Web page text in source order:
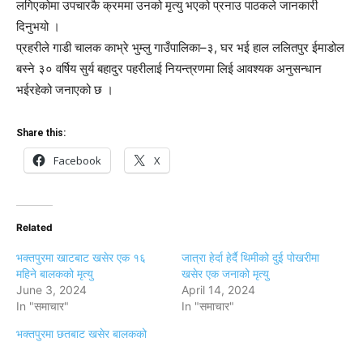
लगिएकोमा उपचारकै क्रममा उनको मृत्यु भएको प्रनाउ पाठकले जानकारी
दिनुभयो ।
प्रहरीले गाडी चालक काभ्रे भुम्लु गाउँपालिका–३, घर भई हाल ललितपुर ईमाडोल
बस्ने ३० वर्षिय सुर्य बहादुर पहरीलाई नियन्त्रणमा लिई आवश्यक अनुसन्धान
भईरहेको जनाएको छ ।
Share this:
Facebook X
Related
भक्तपुरमा खाटबाट खसेर एक १६
महिने बालकको मृत्यु
June 3, 2024
In "समाचार"
जात्रा हेर्दा हेर्दै थिमीको दुई पोखरीमा
खसेर एक जनाको मृत्यु
April 14, 2024
In "समाचार"
भक्तपुरमा छतबाट खसेर बालकको